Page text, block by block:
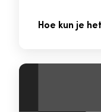
Hoe kun je